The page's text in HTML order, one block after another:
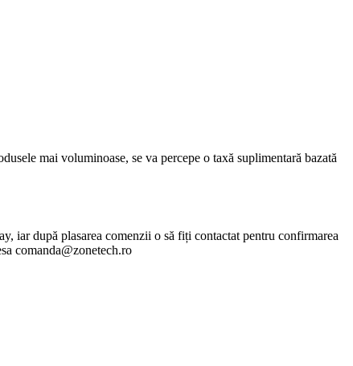
mai voluminoase, se va percepe o taxă suplimentară bazată
iar după plasarea comenzii o să fiți contactat pentru confirmarea
comanda@zonetech.ro